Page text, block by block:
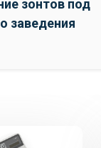
зонтов под
заведения